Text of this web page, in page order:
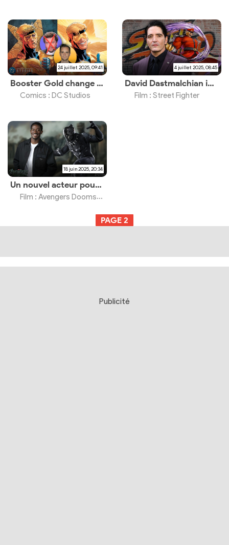
24 juillet 2025, 09:41
Booster Gold change de scénariste
Comics : DC Studios
4 juillet 2025, 08:45
David Dastmalchian incarnera Bison
Film : Street Fighter
18 juin 2025, 20:34
Un nouvel acteur pour Black Panther en discussions avec Marvel Studios
Film : Avengers Doomsday
PAGE 2
Publicité